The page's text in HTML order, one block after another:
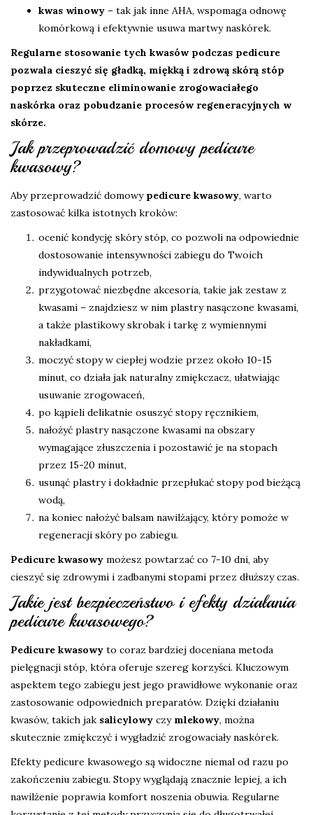
kwas winowy – tak jak inne AHA, wspomaga odnowę
komórkową i efektywnie usuwa martwy naskórek.
Regularne stosowanie tych kwasów podczas pedicure
pozwala cieszyć się gładką, miękką i zdrową skórą stóp
poprzez skuteczne eliminowanie zrogowaciałego
naskórka oraz pobudzanie procesów regeneracyjnych w
skórze.
Jak przeprowadzić domowy pedicure
kwasowy?
Aby przeprowadzić domowy pedicure kwasowy, warto
zastosować kilka istotnych kroków:
ocenić kondycję skóry stóp, co pozwoli na odpowiednie
dostosowanie intensywności zabiegu do Twoich
indywidualnych potrzeb,
przygotować niezbędne akcesoria, takie jak zestaw z
kwasami – znajdziesz w nim plastry nasączone kwasami,
a także plastikowy skrobak i tarkę z wymiennymi
nakładkami,
moczyć stopy w ciepłej wodzie przez około 10-15
minut, co działa jak naturalny zmiękczacz, ułatwiając
usuwanie zrogowaceń,
po kąpieli delikatnie osuszyć stopy ręcznikiem,
nałożyć plastry nasączone kwasami na obszary
wymagające złuszczenia i pozostawić je na stopach
przez 15-20 minut,
usunąć plastry i dokładnie przepłukać stopy pod bieżącą
wodą,
na koniec nałożyć balsam nawilżający, który pomoże w
regeneracji skóry po zabiegu.
Pedicure kwasowy możesz powtarzać co 7-10 dni, aby
cieszyć się zdrowymi i zadbanymi stopami przez dłuższy czas.
Jakie jest bezpieczeństwo i efekty działania
pedicure kwasowego?
Pedicure kwasowy to coraz bardziej doceniana metoda
pielęgnacji stóp, która oferuje szereg korzyści. Kluczowym
aspektem tego zabiegu jest jego prawidłowe wykonanie oraz
zastosowanie odpowiednich preparatów. Dzięki działaniu
kwasów, takich jak salicylowy czy mlekowy, można
skutecznie zmiękczyć i wygładzić zrogowaciały naskórek.
Efekty pedicure kwasowego są widoczne niemal od razu po
zakończeniu zabiegu. Stopy wyglądają znacznie lepiej, a ich
nawilżenie poprawia komfort noszenia obuwia. Regularne